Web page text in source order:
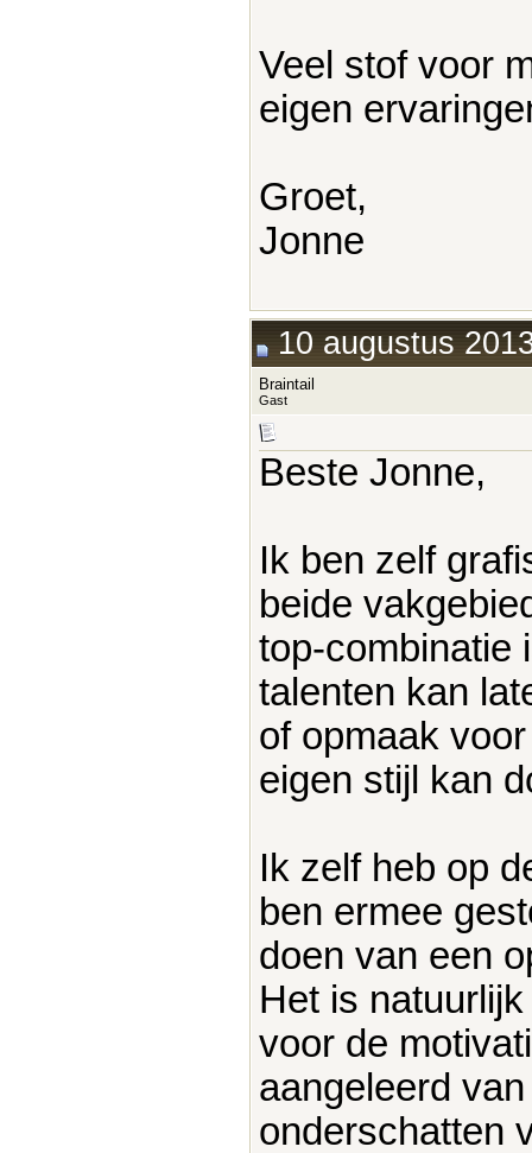
Veel stof voor
eigen
Groet,
Jonne
10 augustus
Braintail
Gast
Beste Jonne,
Ik ben zelf
beide
top-combinatie
talenten kan
of opmaak
eigen stijl kan
Ik zelf heb op
ben ermee
doen van een
Het is
voor de
aangeleerd
onderschatten